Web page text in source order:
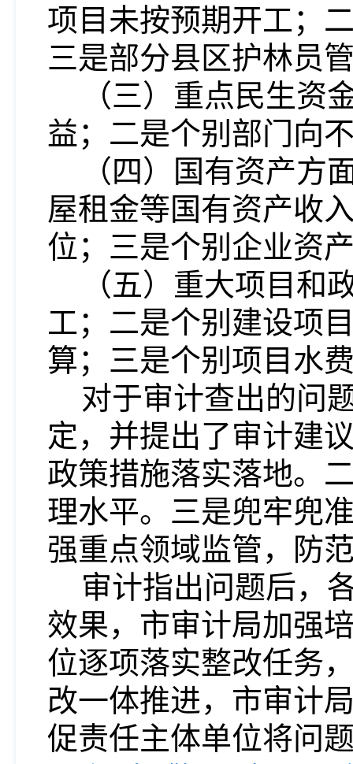
项目未按预期开工；
三是部分县区护林员
（三）重点民生资
益；二是个别部门向
（四）国有资产方
屋租金等国有资产收
位；三是个别企业资
（五）重大项目和
工；二是个别建设项
算；三是个别项目水
对于审计查出的问
定，并提出了审计建
政策措施落实落地。
理水平。三是兜牢兜
强重点领域监管，防
审计指出问题后，
效果，市审计局加强
位逐项落实整改任务
改一体推进，市审计
促责任主体单位将问